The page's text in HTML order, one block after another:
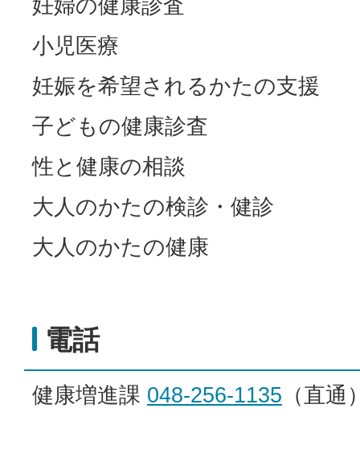
妊婦の健康診査
小児医療
妊娠を希望されるかたの支援
子どもの健康診査
性と健康の相談
大人のかたの検診・健診
大人のかたの健康
電話
健康増進課 048-256-1135 （直通